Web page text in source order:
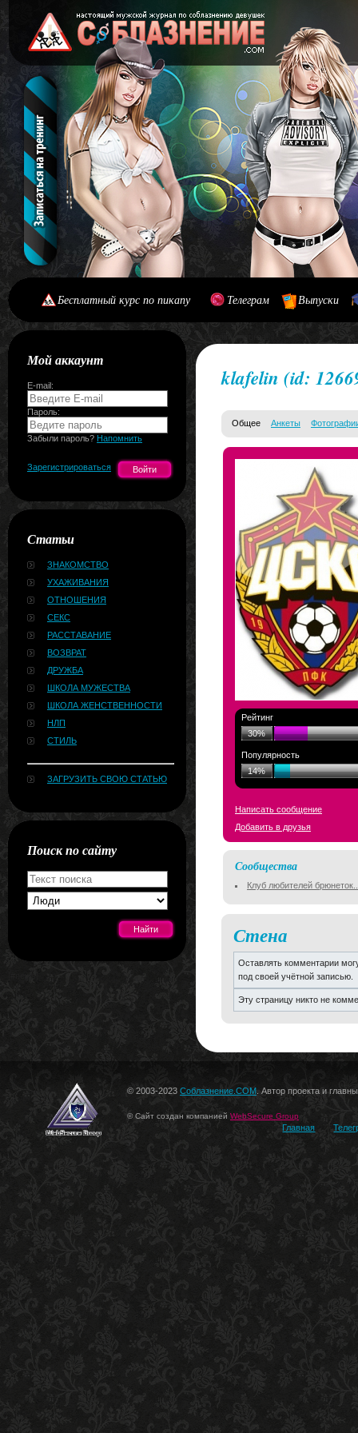
Бесплатный курс по пикапу Телеграм Выпуски
Мой аккаунт
E-mail:
Пароль:
Забыли пароль? Напомнить
Зарегистрироваться
Статьи
ЗНАКОМСТВО
УХАЖИВАНИЯ
ОТНОШЕНИЯ
СЕКС
РАССТАВАНИЕ
ВОЗВРАТ
ДРУЖБА
ШКОЛА МУЖЕСТВА
ШКОЛА ЖЕНСТВЕННОСТИ
НЛП
СТИЛЬ
ЗАГРУЗИТЬ СВОЮ СТАТЬЮ
Поиск по сайту
klafelin (id:
Общее Анкеты
Рейтинг
30%
Популярность
14%
Написать сообщение
Добавить в друзья
Сообщества
Клуб любителей
Стена
Оставлять комментарии
под своей учётной записью.
Эту страницу никто не
© 2003-2023 Соблазнение.COM . Автор проекта и
© Сайт создан компанией WebSecure Group
Главная